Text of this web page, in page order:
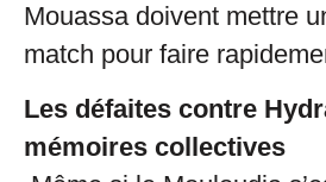
Mouassa doivent mettre
match pour faire
Les défaites contre
mémoires collectives